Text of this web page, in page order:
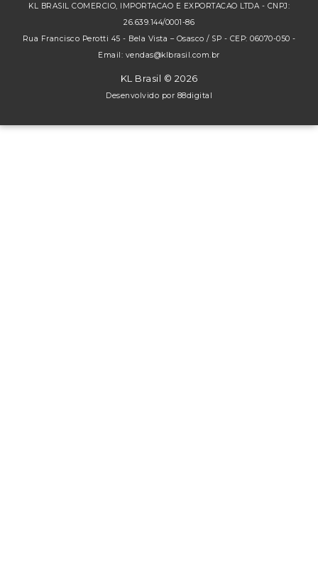
KL BRASIL COMERCIO, IMPORTACAO E EXPORTACAO LTDA - CNPJ:
26.639.144/0001-86
Rua Francisco Perotti 45 - Bela Vista – Osasco / SP - CEP: 06070-050 -
Email: vendas@klbrasil.com.br
KL Brasil © 2026
Desenvolvido por 88digital